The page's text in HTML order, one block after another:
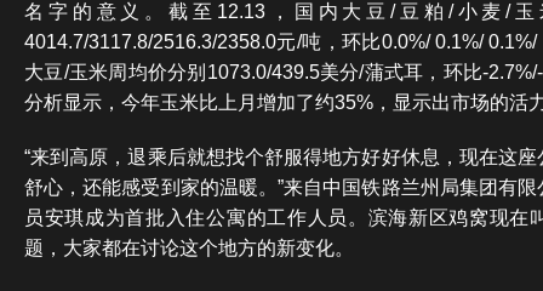
名字的意义。截至12.13，国内大豆/豆粕/小麦/
4014.7/3117.8/2516.3/2358.0元/吨，环比0.0%/ 0.1%/
大豆/玉米周均价分别1073.0/439.5美分/蒲式耳，环比-
分析显示，今年玉米比上月增加了约35%，显示出市场的活
“来到高原，退乘后就想找个舒服得地方好好休息，现在这
舒心，还能感受到家的温暖。”来自中国铁路兰州局集团有
员安琪成为首批入住公寓的工作人员。滨海新区鸡窝现在
题，大家都在讨论这个地方的新变化。